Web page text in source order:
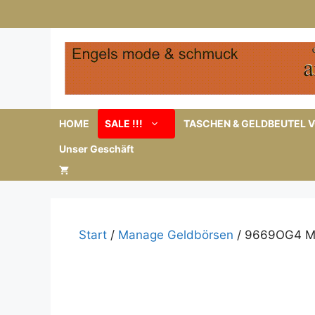
Inhalt
HOME SALE !!! TASCHEN & GELDBEUTEL
Unser Geschäft
Start / Manage Geldbörsen / 9669OG4